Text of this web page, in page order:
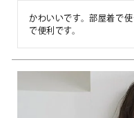
かわいいです。部屋着で
で便利です。